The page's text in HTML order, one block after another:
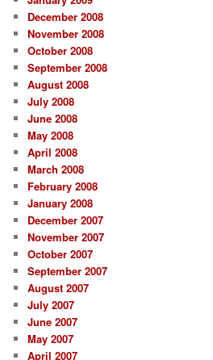
December 2008
November 2008
October 2008
September 2008
August 2008
July 2008
June 2008
May 2008
April 2008
March 2008
February 2008
January 2008
December 2007
November 2007
October 2007
September 2007
August 2007
July 2007
June 2007
May 2007
April 2007